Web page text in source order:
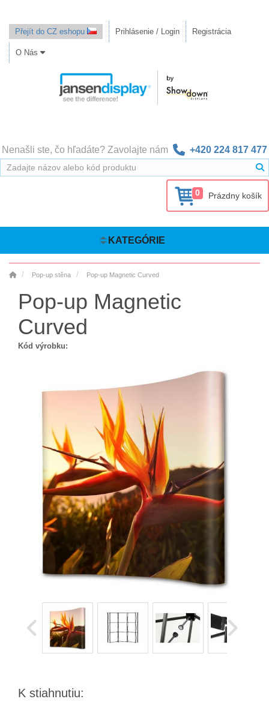
Přejít do CZ eshopu Prihlásenie / Login Registrácia
O Nás
Nenašli ste, čo hľadáte? Zavolajte nám +420 224 817 477
0 Prázdny košík
KATEGÓRIE
Pop-up stěna Pop-up Magnetic Curved
Pop-up Magnetic
Curved
Kód výrobku:
K stiahnutiu: